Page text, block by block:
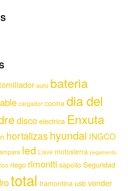
auto bateria
cargador cocina dia del
discoelectrica Enxuta
hortalizas hyundai INGCO
led Llave motosierra pegamento
riego rimontti sapolio Seguridad
total tramontina usbvonder